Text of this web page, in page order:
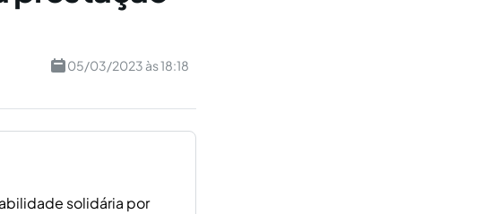
05/03/2023 às 18:18
solidária por